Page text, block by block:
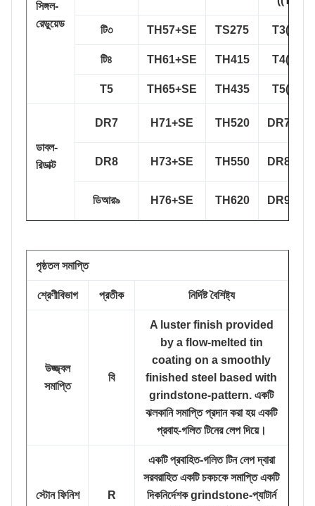
সিঙ্গল-
রেডুয়েড
টি৩ TH57+SE TS275 T3(T57)
টি৪ TH61+SE TH415 T4(T61)
T5 TH65+SE TH435 T5(T65)
ডাবল-
রিডাক্ট
DR7 H71+SE TH520
DR8 H73+SE TH550
ডিআর৯ H76+SE TH620
পৃষ্ঠতল সমাপ্তি
শ্রেণীবিভাগ প্রতীক নির্দিষ্ট বৈশিষ্ট্য
উজ্জ্বল
সমাপ্তি
বি
A luster finish provided
by a flow-melted tin
coating on a smoothly
finished steel based with
grindstone-pattern. একটি
ঝলকানি সমাপ্তি প্রদান করা হয় একটি
প্রবাহ-গলিত টিনের লেপ দিয়ে।
স্টোন ফিনিশ R
একটি প্রবাহিত-গলিত টিন লেপ দ্বারা
সরবরাহিত একটি চকচকে সমাপ্তি একটি
দিকনির্দেশক grindstone-প্যাটার্ন